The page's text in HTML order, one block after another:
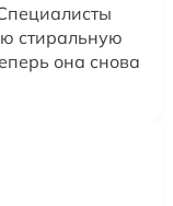
стиральную
она снова